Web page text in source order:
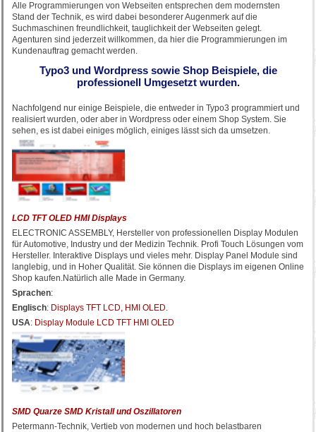
Alle Programmierungen von Webseiten entsprechen dem modernsten
Stand der Technik, es wird dabei besonderer Augenmerk auf die
Suchmaschinen freundlichkeit, tauglichkeit der Webseiten gelegt.
Agenturen sind jederzeit willkommen, da hier die Programmierungen im
Kundenauftrag gemacht werden.
Typo3 und Wordpress sowie Shop Beispiele, die
professionell Umgesetzt wurden.
Nachfolgend nur einige Beispiele, die entweder in Typo3 programmiert und
realisiert wurden, oder aber in Wordpress oder einem Shop System. Sie
sehen, es ist dabei einiges möglich, einiges lässt sich da umsetzen.
LCD TFT OLED HMI Displays
ELECTRONIC ASSEMBLY, Hersteller von professionellen Display Modulen
für Automotive, Industry und der Medizin Technik. Profi Touch Lösungen vom
Hersteller. Interaktive Displays und vieles mehr. Display Panel Module sind
langlebig, und in Hoher Qualität. Sie können die Displays im eigenen Online
Shop kaufen.Natürlich alle Made in Germany.
Sprachen:
Englisch: Displays TFT LCD, HMI OLED.
USA: Display Module LCD TFT HMI OLED
SMD Quarze SMD Kristall und Oszillatoren
Petermann-Technik, Vertieb von modernen und hoch belastbaren